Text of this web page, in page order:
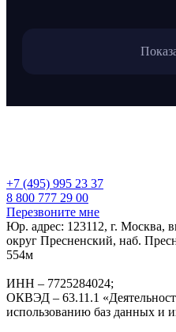
+7 (495) 995 23 37
8 800 777 29 00
Перезвоните мне
Юр. адрес: 123112, г. Москва,
округ Пресненский, наб.
554м
ИНН – 7725284024;
ОКВЭД – 63.11.1
использованию баз данных и